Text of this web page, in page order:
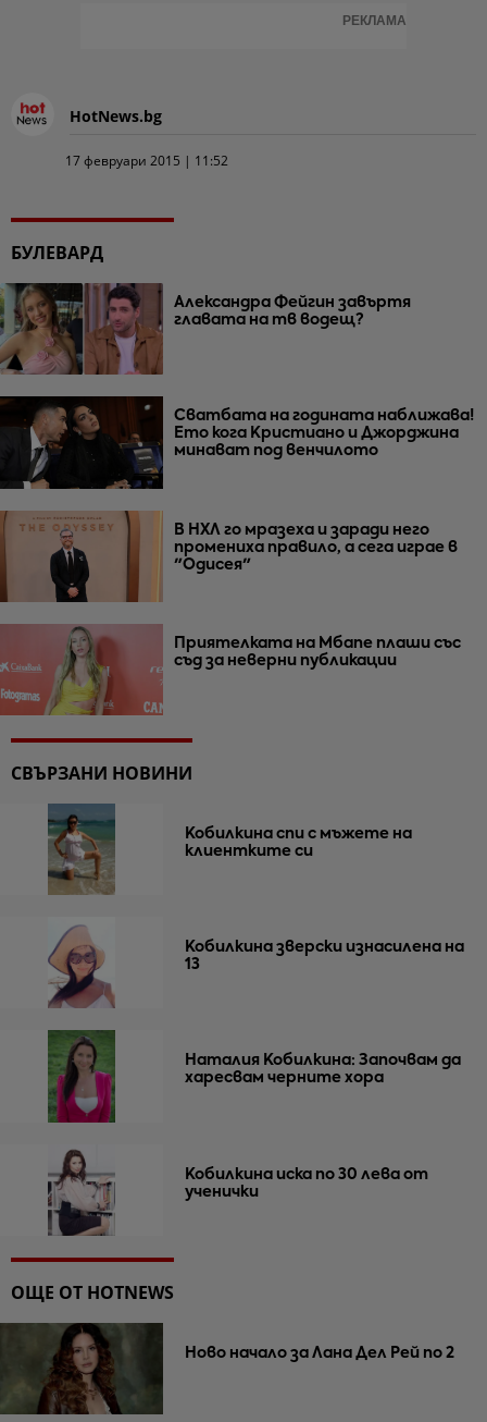
РЕКЛАМА
HotNews.bg
17 февруари 2015 | 11:52
БУЛЕВАРД
Александра Фейгин завъртя
главата на тв водещ?
Сватбата на годината наближава!
Ето кога Кристиано и Джорджина
минават под венчилото
В НХЛ го мразеха и заради него
промениха правило, а сега играе в
"Одисея"
Приятелката на Мбапе плаши със
съд за неверни публикации
СВЪРЗАНИ НОВИНИ
Кобилкина спи с мъжете на
клиентките си
Кобилкина зверски изнасилена на
13
Наталия Кобилкина: Започвам да
харесвам черните хора
Кобилкина иска по 30 лева от
ученички
ОЩЕ ОТ HOTNEWS
Ново начало за Лана Дел Рей по 2